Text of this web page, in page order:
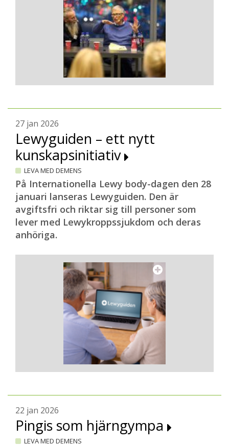
27 jan 2026
Lewyguiden – ett nytt
kunskapsinitiativ
LEVA MED DEMENS
På Internationella Lewy body-dagen den 28
januari lanseras Lewyguiden. Den är
avgiftsfri och riktar sig till personer som
lever med Lewykroppssjukdom och deras
anhöriga.
22 jan 2026
Pingis som hjärngympa
LEVA MED DEMENS